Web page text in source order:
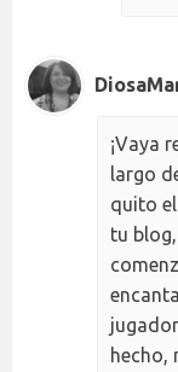
¡Vaya
largo
quito
tu
hecho,